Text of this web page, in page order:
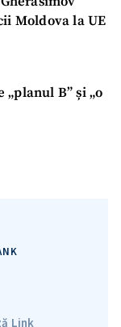
Moldova la UE
B” și „o
Link